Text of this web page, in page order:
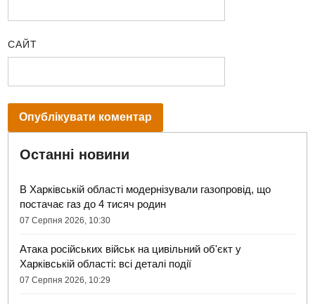
САЙТ
Останні новини
В Харківській області модернізували газопровід, що
постачає газ до 4 тисяч родин
07 Серпня 2026, 10:30
Атака російських військ на цивільний об'єкт у
Харківській області: всі деталі події
07 Серпня 2026, 10:29